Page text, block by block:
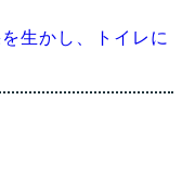
生かし、トイレに